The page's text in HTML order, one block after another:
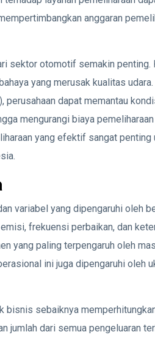
anggaran
sektor otomotif semakin penting.
yang merusak kualitas
dapat memantau
mengurangi biaya
yang efektif sangat penting
variabel yang dipengaruhi oleh
frekuensi perbaikan, dan
yang paling terpengaruh oleh
ini juga dipengaruhi oleh
bisnis sebaiknya
jumlah dari semua pengeluaran